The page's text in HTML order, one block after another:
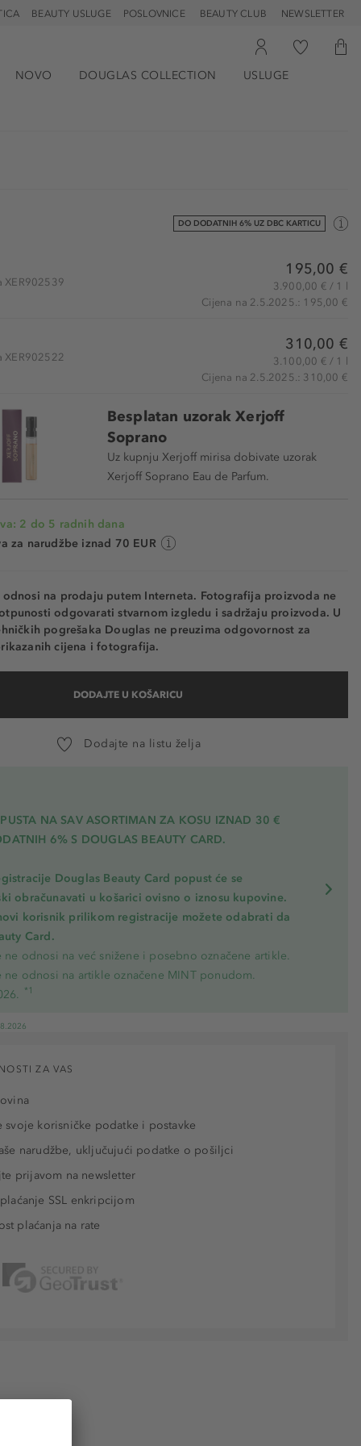
POSLOVNICE BEAUTY CLUB NEWSLETTER
BEAUTY USLUGE
NOVO DOUGLAS COLLECTION USLUGE
DO DODATNIH 6% UZ DBC KARTICU
XER902539
195,00 €
3.900,00 € / 1 l
Cijena na 2.5.2025.: 195,00 €
XER902522
310,00 €
3.100,00 € / 1 l
Cijena na 2.5.2025.: 310,00 €
Besplatan uzorak Xerjoff
Soprano
Uz kupnju Xerjoff mirisa dobivate uzorak
Xerjoff Soprano Eau de Parfum.
2 do 5 radnih dana
za narudžbe iznad 70 EUR
odnosi na prodaju putem Interneta. Fotografija proizvoda ne
odgovarati stvarnom izgledu i sadržaju proizvoda. U
pogrešaka Douglas ne preuzima odgovornost za
cijena i fotografija.
DODAJTE U KOŠARICU
Dodajte na listu želja
NA SAV ASORTIMAN ZA KOSU IZNAD 30 €
6% S DOUGLAS BEAUTY CARD.
Douglas Beauty Card popust će se
obračunavati u košarici ovisno o iznosu kupovine.
korisnik prilikom registracije možete odabrati da
Card.
ne odnosi na već snižene i posebno označene artikle.
ne odnosi na artikle označene MINT ponudom.
*1
ZA VAS
svoje korisničke podatke i postavke
narudžbe, uključujući podatke o pošiljci
prijavom na newsletter
SSL enkripcijom
plaćanja na rate